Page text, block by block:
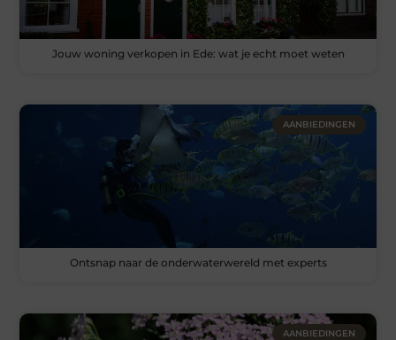
Jouw woning verkopen in Ede: wat je echt moet weten
AANBIEDINGEN
Ontsnap naar de onderwaterwereld met experts
AANBIEDINGEN